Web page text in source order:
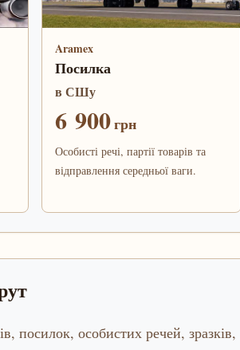
Aramex
Посилка
в СШу
6 900грн
Особисті речі, партії товарів та
відправлення середньої ваги.
посилок, особистих речей, зразків,